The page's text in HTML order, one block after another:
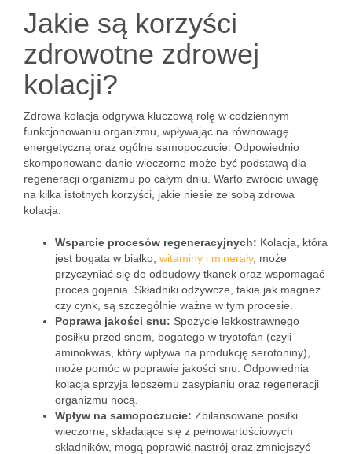
Jakie są korzyści
zdrowotne zdrowej
kolacji?
Zdrowa kolacja odgrywa kluczową rolę w codziennym
funkcjonowaniu organizmu, wpływając na równowagę
energetyczną oraz ogólne samopoczucie. Odpowiednio
skomponowane danie wieczorne może być podstawą dla
regeneracji organizmu po całym dniu. Warto zwrócić uwagę
na kilka istotnych korzyści, jakie niesie ze sobą zdrowa
kolacja.
Wsparcie procesów regeneracyjnych: Kolacja, która
jest bogata w białko, witaminy i minerały, może
przyczyniać się do odbudowy tkanek oraz wspomagać
proces gojenia. Składniki odżywcze, takie jak magnez
czy cynk, są szczególnie ważne w tym procesie.
Poprawa jakości snu: Spożycie lekkostrawnego
posiłku przed snem, bogatego w tryptofan (czyli
aminokwas, który wpływa na produkcję serotoniny),
może pomóc w poprawie jakości snu. Odpowiednia
kolacja sprzyja lepszemu zasypianiu oraz regeneracji
organizmu nocą.
Wpływ na samopoczucie: Zbilansowane posiłki
wieczorne, składające się z pełnowartościowych
składników, mogą poprawić nastrój oraz zmniejszyć